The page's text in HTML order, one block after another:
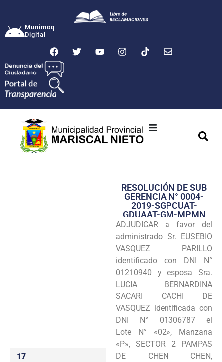
Munimoq
Digital
Transparencia
Seguridad
Programas
Intranet
17
RESOLUCIÓN DE SUB
GERENCIA N° 0004-
2019-SGPCUAT-
GDUAAT-GM-MPMN
ADJUDICAR a favor del
administrado Sr. EUSEBIO
VASQUEZ PARILLO
identificado con DNI N°
01210940 y esposa Sra.
LUCIA BERNARDINA
SACARI CACHI DE
VASQUEZ identificada con
DNI N° 01306787 el
Lote N° «02», Manzana
«P», SECTOR 2 PAMPAS
DE CHEN CHEN,